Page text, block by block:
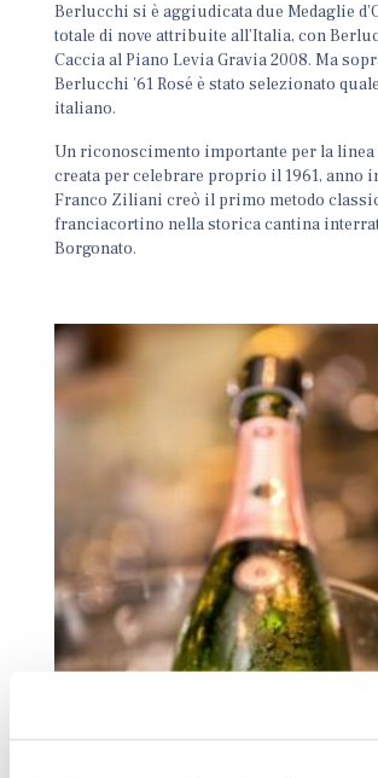
Berlucchi si è aggiudicata due Medaglie
totale di nove attribuite all’Italia, con
Caccia al Piano Levia Gravia 2008. Ma
Berlucchi ’61 Rosé è stato selezionato
italiano.
Un riconoscimento importante per la linea
creata per celebrare proprio il 1961, anno
Franco Ziliani creò il primo metodo
franciacortino nella storica cantina
Borgonato.